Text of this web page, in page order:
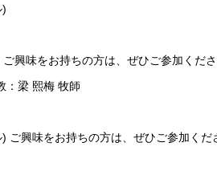
ご興味をお持ちの方は、ぜひご参加
：梁 熙梅 牧師
ご興味をお持ちの方は、ぜひご参加くだ